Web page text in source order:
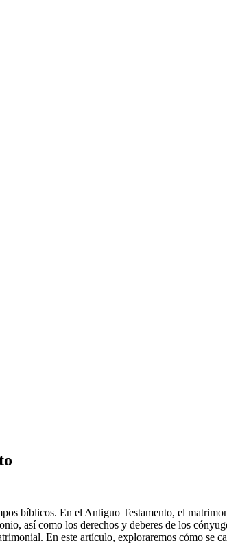
bíblicos. En el Antiguo Testamento, el
así como los derechos y deberes de los
En este artículo, exploraremos cómo se